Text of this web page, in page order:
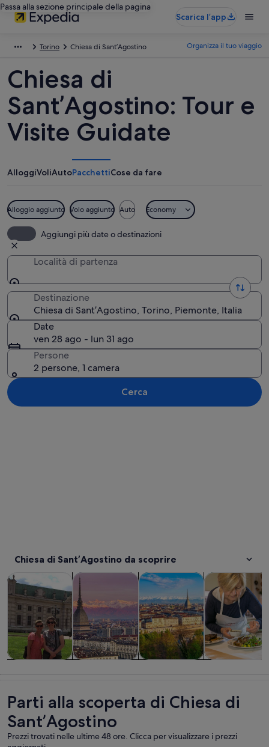
Passa alla sezione principale della pagina
Scarica l’app
Torino Chiesa di Sant’Agostino Organizza il tuo viaggio
Chiesa di
Sant’Agostino: Tour e
Visite Guidate
AlloggiVoliAutoPacchettiCose da fare
Alloggio aggiunto Volo aggiunto Auto Economy
Aggiungi più date o destinazioni
Località di partenza
Destinazione
Chiesa di Sant’Agostino, Torino, Piemonte, Italia
Date
ven 28 ago - lun 31 ago
Persone
2 persone, 1 camera
Cerca
Chiesa di Sant’Agostino da scoprire
Tour e gite di un giorno Apertura in una nuova scheda
Storia e culturaApertura in una nuova scheda
Tour privati e personalizzati
Cibo,
Parti alla scoperta di Chiesa di
Sant’Agostino
Prezzi trovati nelle ultime 48 ore. Clicca per visualizzare i prezzi